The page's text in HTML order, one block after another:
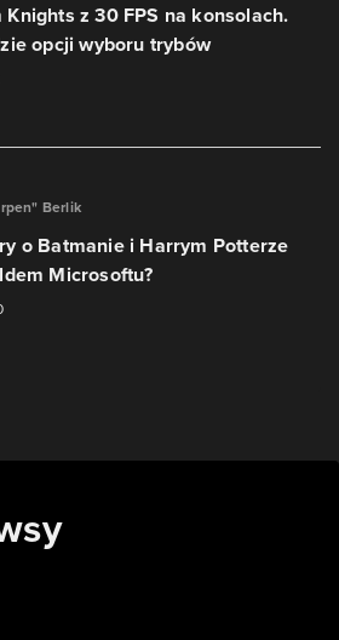
Knights z 30 FPS na konsolach.
opcji wyboru trybów
Berlik
o Batmanie i Harrym Potterze
Microsoftu?